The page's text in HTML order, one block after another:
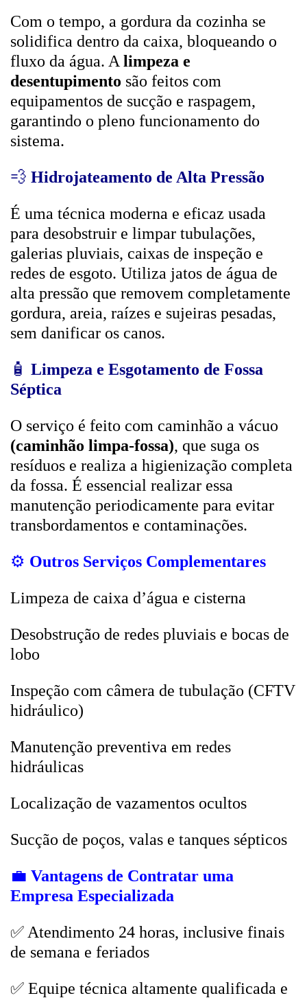
Com o tempo, a gordura da cozinha se
solidifica dentro da caixa, bloqueando o
fluxo da água. A limpeza e
desentupimento são feitos com
equipamentos de sucção e raspagem,
garantindo o pleno funcionamento do
sistema.
💨 Hidrojateamento de Alta Pressão
É uma técnica moderna e eficaz usada
para desobstruir e limpar tubulações,
galerias pluviais, caixas de inspeção e
redes de esgoto. Utiliza jatos de água de
alta pressão que removem completamente
gordura, areia, raízes e sujeiras pesadas,
sem danificar os canos.
🧴 Limpeza e Esgotamento de Fossa
Séptica
O serviço é feito com caminhão a vácuo
(caminhão limpa-fossa), que suga os
resíduos e realiza a higienização completa
da fossa. É essencial realizar essa
manutenção periodicamente para evitar
transbordamentos e contaminações.
⚙️ Outros Serviços Complementares
Limpeza de caixa d’água e cisterna
Desobstrução de redes pluviais e bocas de
lobo
Inspeção com câmera de tubulação (CFTV
hidráulico)
Manutenção preventiva em redes
hidráulicas
Localização de vazamentos ocultos
Sucção de poços, valas e tanques sépticos
💼 Vantagens de Contratar uma
Empresa Especializada
✅ Atendimento 24 horas, inclusive finais
de semana e feriados
✅ Equipe técnica altamente qualificada e